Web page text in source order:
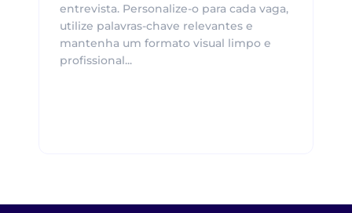
entrevista. Personalize-o para cada vaga,
utilize palavras-chave relevantes e
mantenha um formato visual limpo e
profissional...